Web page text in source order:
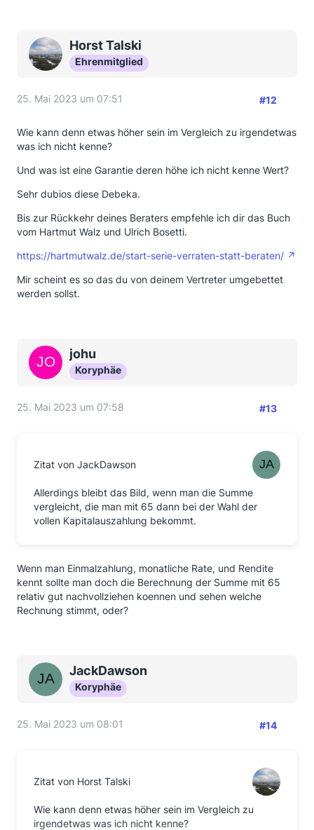
Horst Talski
Ehrenmitglied
25. Mai 2023 um 07:51 #12
Wie kann denn etwas höher sein im Vergleich zu irgendetwas
was ich nicht kenne?
Und was ist eine Garantie deren höhe ich nicht kenne Wert?
Sehr dubios diese Debeka.
Bis zur Rückkehr deines Beraters empfehle ich dir das Buch
vom Hartmut Walz und Ulrich Bosetti.
https://hartmutwalz.de/start-serie-verraten-statt-beraten/
Mir scheint es so das du von deinem Vertreter umgebettet
werden sollst.
johu
Koryphäe
25. Mai 2023 um 07:58 #13
Zitat von JackDawson
Allerdings bleibt das Bild, wenn man die Summe
vergleicht, die man mit 65 dann bei der Wahl der
vollen Kapitalauszahlung bekommt.
Wenn man Einmalzahlung, monatliche Rate, und Rendite
kennt sollte man doch die Berechnung der Summe mit 65
relativ gut nachvollziehen koennen und sehen welche
Rechnung stimmt, oder?
JackDawson
Koryphäe
25. Mai 2023 um 08:01 #14
Zitat von Horst Talski
Wie kann denn etwas höher sein im Vergleich zu
irgendetwas was ich nicht kenne?